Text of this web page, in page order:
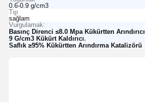
0.6-0.9 g/cm3
Tip
sağlam
Vurgulamak:
Basınç Direnci ≤8.0 Mpa Kükürtten Arındırıcı
9 G/cm3 Kükürt Kaldırıcı
Saflık ≥95% Kükürtten Arındırma Katalizörü